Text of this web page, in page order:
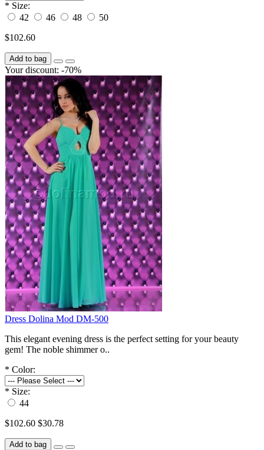
* Size:
42
46 48
50
$102.60
Add to bag
Your discount: -70%
Dress Dolina Mod DM-500
This elegant evening dress is the perfect setting for your beauty
gem! The noble shimmer o..
* Color:
* Size:
44
$102.60 $30.78
Add to bag